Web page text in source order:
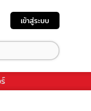
เข้าสู่ระบบ